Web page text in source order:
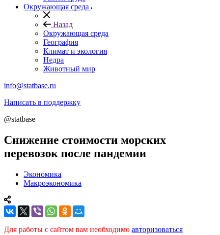
Окружающая среда
Назад
Окружающая среда
География
Климат и экология
Недра
Животный мир
info@statbase.ru
Написать в поддержку
@statbase
Снижение стоимости морских
перевозок после пандемии
Экономика
Макроэкономика
Для работы с сайтом вам необходимо авторизоваться